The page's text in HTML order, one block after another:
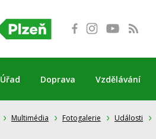
Úřad Doprava Vzdělávání
Multimédia Fotogalerie Události